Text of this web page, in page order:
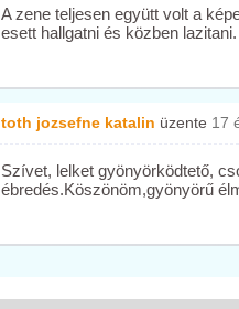
A zene teljesen együtt volt a
esett hallgatni és közben
toth jozsefne katalin üzente 17
Szívet, lelket gyönyörködtető,
ébredés.Köszönöm,gyönyörű